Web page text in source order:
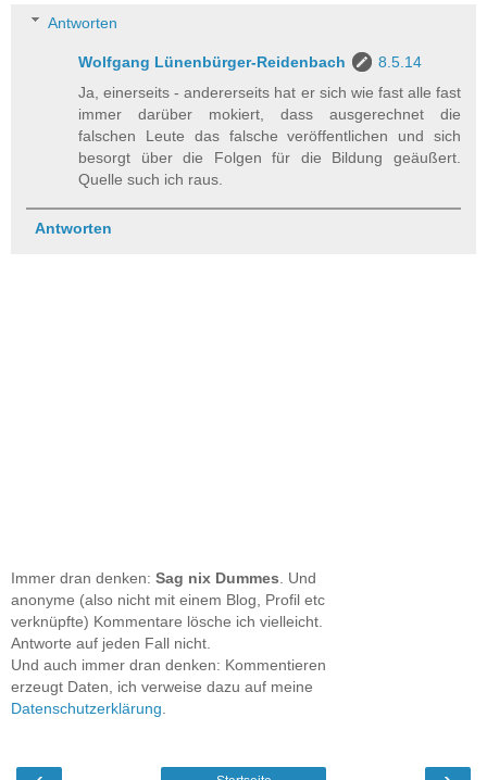
Antworten
Wolfgang Lünenbürger-Reidenbach
8.5.14
Ja, einerseits - andererseits hat er sich wie fast alle fast
immer darüber mokiert, dass ausgerechnet die
falschen Leute das falsche veröffentlichen und sich
besorgt über die Folgen für die Bildung geäußert.
Quelle such ich raus.
Antworten
Immer dran denken: Sag nix Dummes . Und
anonyme (also nicht mit einem Blog, Profil etc
verknüpfte) Kommentare lösche ich vielleicht.
Antworte auf jeden Fall nicht.
Und auch immer dran denken: Kommentieren
erzeugt Daten, ich verweise dazu auf meine
Datenschutzerklärung